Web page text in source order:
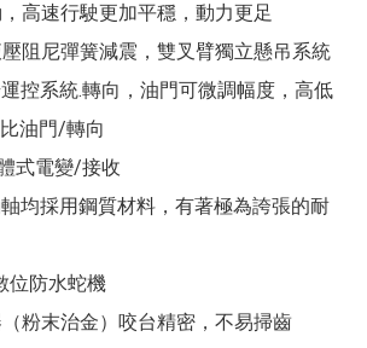
高速行駛更加平穩，動力更足
阻尼彈簧減震，雙叉臂獨立懸吊系統
控系統.轉向，油門可微調幅度，高低
油門/轉向
式電變/接收
均採用鋼質材料，有著極為誇張的耐
位防水蛇機
粉末治金）咬台精密，不易掃齒